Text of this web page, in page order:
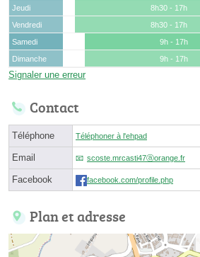
Jeudi
8h30 - 17h
Vendredi
8h30 - 17h
Samedi
9h - 17h
Dimanche
9h - 17h
Signaler une erreur
Contact
Téléphone Téléphoner à l'ehpad
Email scoste.mrcasti47ⓐorange.fr
Facebook facebook.com/profile.php
Plan et adresse